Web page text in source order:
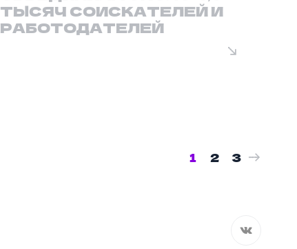
ТЫСЯЧ СОИСКАТЕЛЕЙ И
РАБОТОДАТЕЛЕЙ
1 2 3